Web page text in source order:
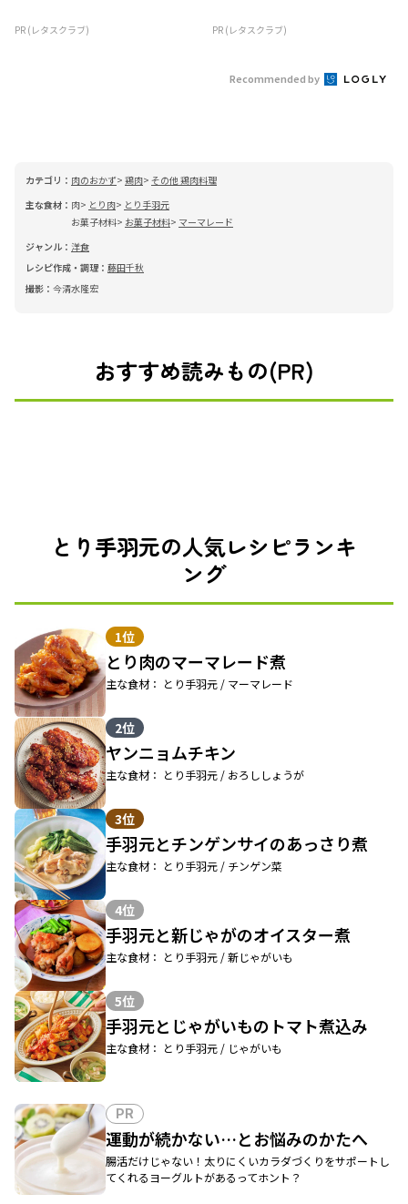
PR (レタスクラブ) PR (レタスクラブ)
Recommended by
カテゴリ： 肉のおかず 鶏肉 その他 鶏肉料理
主な食材： 肉 とり肉
とり手羽元
お菓子材料
お菓子材料
マーマレード
ジャンル： 洋食
レシピ作成・調理： 藤田千秋
撮影： 今清水隆宏
おすすめ読みもの(PR)
とり手羽元の人気レシピランキ
ング
1位
とり肉のマーマレード煮
主な食材： とり手羽元 / マーマレード
2位
ヤンニョムチキン
主な食材： とり手羽元 / おろししょうが
3位
手羽元とチンゲンサイのあっさり煮
主な食材： とり手羽元 / チンゲン菜
4位
手羽元と新じゃがのオイスター煮
主な食材： とり手羽元 / 新じゃがいも
5位
手羽元とじゃがいものトマト煮込み
主な食材： とり手羽元 / じゃがいも
PR
運動が続かない…とお悩みのかたへ
腸活だけじゃない！太りにくいカラダづくりをサポートし
てくれるヨーグルトがあるってホント？